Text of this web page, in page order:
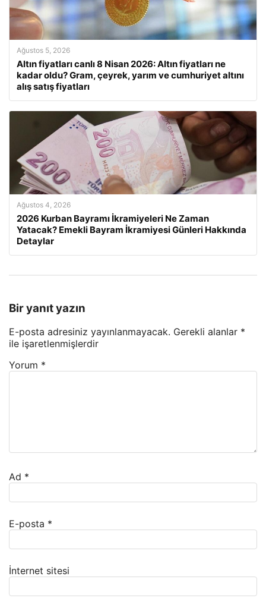
Ağustos 5, 2026
Altın fiyatları canlı 8 Nisan 2026: Altın fiyatları ne
kadar oldu? Gram, çeyrek, yarım ve cumhuriyet altını
alış satış fiyatları
Ağustos 4, 2026
2026 Kurban Bayramı İkramiyeleri Ne Zaman
Yatacak? Emekli Bayram İkramiyesi Günleri Hakkında
Detaylar
Bir yanıt yazın
E-posta adresiniz yayınlanmayacak. Gerekli alanlar *
ile işaretlenmişlerdir
Yorum *
Ad *
E-posta *
İnternet sitesi